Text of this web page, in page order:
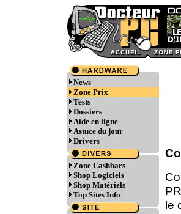
News
Zone Prix
Tests
Dossiers
Aide en ligne
Astuce du jour
Drivers
Zone Cashbars
Shop Logiciels
Shop Matériels
Top Sites Info
le